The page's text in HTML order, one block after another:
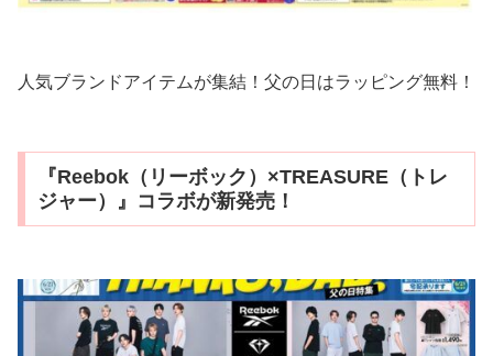
人気ブランドアイテムが集結！父の日はラッピング無料！
『Reebok（リーボック）×TREASURE（トレ
ジャー）』コラボが新発売！